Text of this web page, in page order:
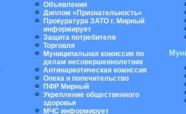
Объявления
Диплом «Признательность»
Прокуратура ЗАТО г. Мирный
информирует
Защита потребителя
Торговля
Муниципальная комиссия по
делам несовершеннолетних
Антинаркотическая комиссия
Опека и попечительство
ПФР Мирный
Укрепление общественного
здоровья
МЧС информирует